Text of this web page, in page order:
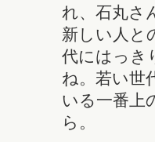
れ、石丸さ
新しい人と
代にはっき
ね。若い世
いる一番上
ら。